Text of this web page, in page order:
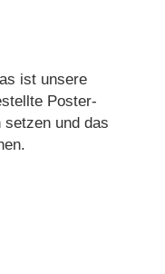
ist unsere
Poster-
und das